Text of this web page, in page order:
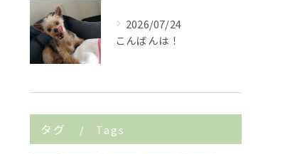
2026/07/24
こんばんは！
タグ Tags